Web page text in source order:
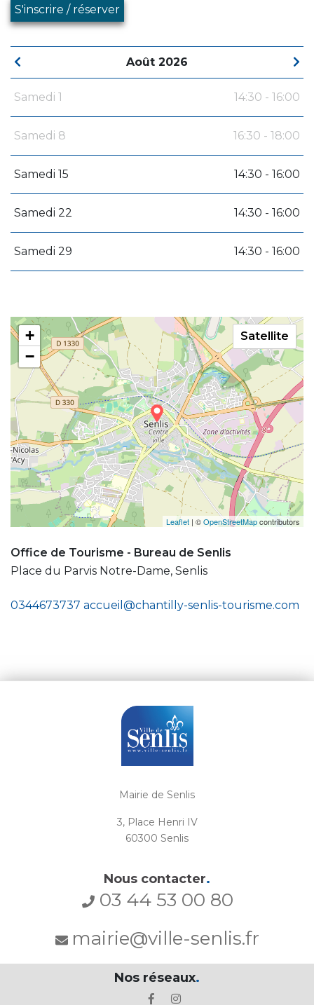
S'inscrire / réserver
Août 2026
Samedi 1 14:30 - 16:00
Samedi 8 16:30 - 18:00
Samedi 15 14:30 - 16:00
Samedi 22 14:30 - 16:00
Samedi 29 14:30 - 16:00
+
−
Leaflet | ©OpenStreetMapcontributors
Satellite
Office de Tourisme - Bureau de Senlis
Place du Parvis Notre-Dame, Senlis
0344673737 accueil@chantilly-senlis-tourisme.com
Mairie de Senlis
3, Place Henri IV
60300 Senlis
Nous contacter.
03 44 53 00 80
mairie@ville-senlis.fr
Nos réseaux.